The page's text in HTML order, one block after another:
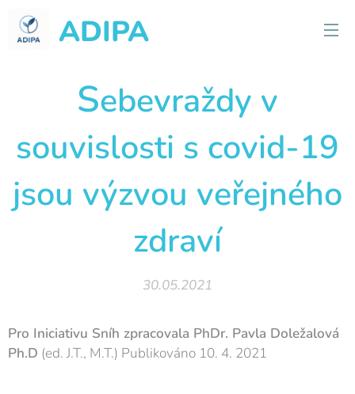
ADIPA
Sebevraždy v
souvislosti s covid-19
jsou výzvou veřejného
zdraví
30.05.2021
Pro Iniciativu Sníh zpracovala PhDr. Pavla Doležalová
Ph.D (ed. J.T., M.T.) Publikováno 10. 4. 2021